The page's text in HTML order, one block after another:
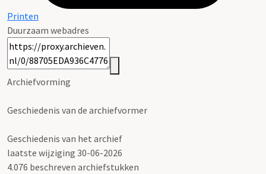
Printen
Duurzaam webadres
Archiefvorming
Geschiedenis van de archiefvormer
Geschiedenis van het archief
laatste wijziging 30-06-2026
4.076 beschreven archiefstukken